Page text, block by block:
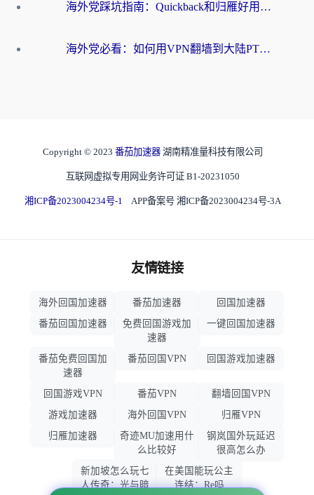
海外党踩坑指南：Quickback和归雁好用吗？选对加速器才能无缝刷国内资源
海外党必看：如何用VPN翻墙到大陆PTT？一篇解决你所有回国加速痛点
Copyright © 2023 番茄加速器 湖南精准量科技有限公司
互联网虚拟专用网业务许可证 B1-20231050
湘ICP备2023004234号-1 APP备案号 湘ICP备2023004234号-3A
友情链接
海外回国加速器 番茄加速器
回国加速器
番茄回国加速器
免费回国游戏加
速器
一键回国加速器
番茄免费回国加
速器
番茄回国VPN 回国游戏加速器
回国游戏VPN 番茄VPN
翻墙回国VPN
游戏加速器
海外回国VPN
归雁VPN
归雁加速器
奇迹MU加速用什
么比较好
钢岚国外玩延迟
很高怎么办
新加坡怎么玩七
人传奇：光与暗
在美国能玩公主
连结：Re吗